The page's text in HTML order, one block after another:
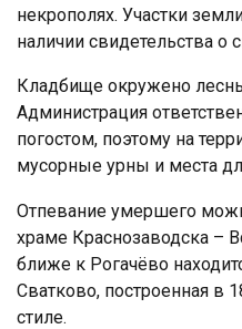
некрополях. Участки
наличии свидетельства о
Кладбище окружено
Администрация
погостом, поэтому на
мусорные урны и места
Отпевание умершего
храме Краснозаводска –
ближе к Рогачёво
Сватково, построенная в
стиле.